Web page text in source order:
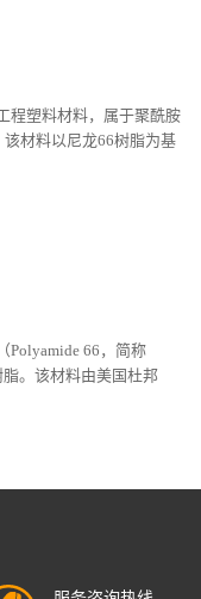
程塑料材料，属于聚酰胺
该材料以尼龙66树脂为基
Polyamide 66，简称
。该材料由美国杜邦